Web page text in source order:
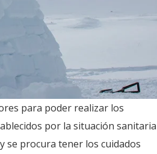
para poder realizar los
por la situación sanitaria
se procura tener los cuidados